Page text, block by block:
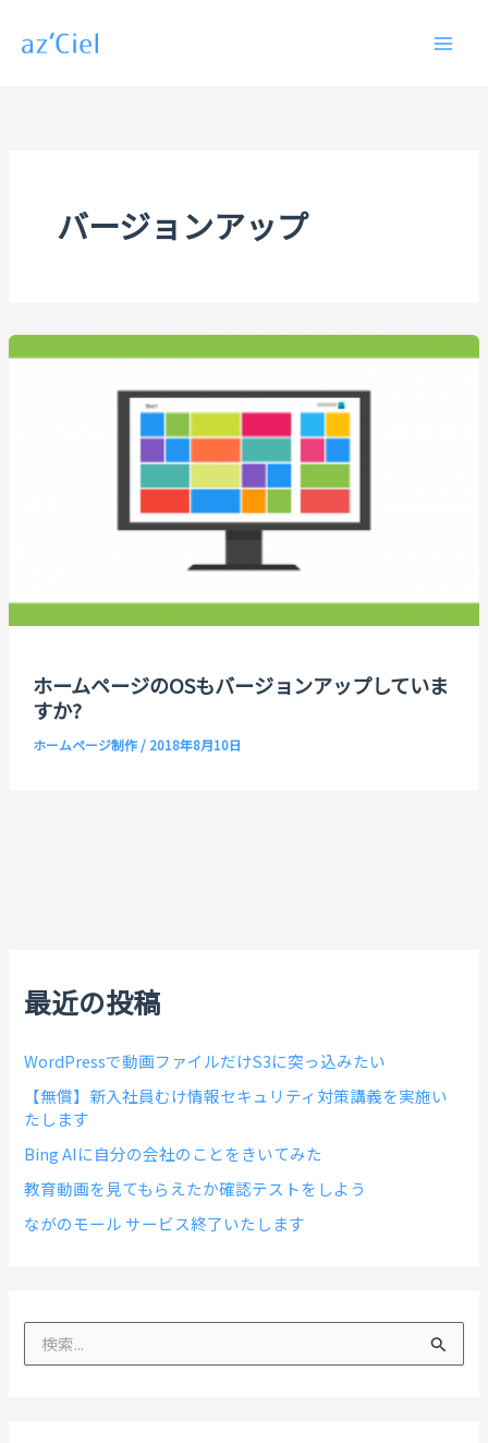
バージョンアップ
ホームページのOSもバージョンアップしていま
すか?
ホームページ制作/ 2018年8月10日
最近の投稿
WordPressで動画ファイルだけS3に突っ込みたい
【無償】新入社員むけ情報セキュリティ対策講義を実施い
たします
Bing AIに自分の会社のことをきいてみた
教育動画を見てもらえたか確認テストをしよう
ながのモール サービス終了いたします
検